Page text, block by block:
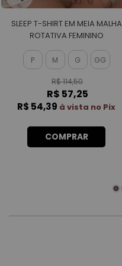
SLEEP T-SHIRT EM MEIA MALHA
ROTATIVA FEMININO
P M G GG
R$ 114,50
R$ 57,25
R$ 54,39 à vista no Pix
COMPRAR